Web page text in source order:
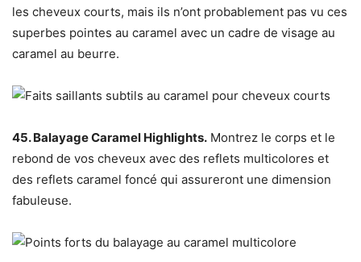
les cheveux courts, mais ils n’ont probablement pas vu ces
superbes pointes au caramel avec un cadre de visage au
caramel au beurre.
45. Balayage Caramel Highlights. Montrez le corps et le
rebond de vos cheveux avec des reflets multicolores et
des reflets caramel foncé qui assureront une dimension
fabuleuse.